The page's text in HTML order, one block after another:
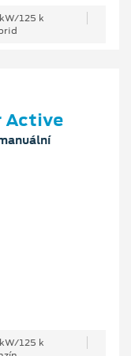
125 k
Active
125 k